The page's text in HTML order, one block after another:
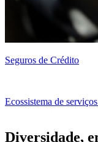
Seguros de Crédito
Ecossistema de
Diversidade,